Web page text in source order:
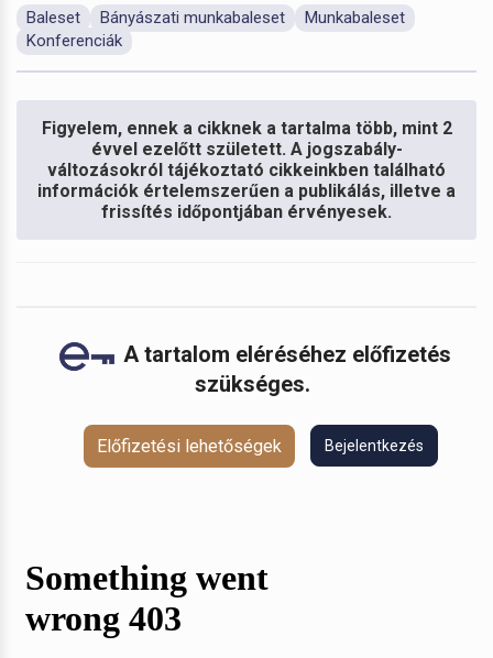
Baleset Bányászati munkabaleset
Munkabaleset
Konferenciák
Figyelem, ennek a cikknek a tartalma több, mint 2
évvel ezelőtt született. A jogszabály-
változásokról tájékoztató cikkeinkben található
információk értelemszerűen a publikálás, illetve a
frissítés időpontjában érvényesek.
A tartalom eléréséhez előfizetés
szükséges.
Előfizetési lehetőségek Bejelentkezés